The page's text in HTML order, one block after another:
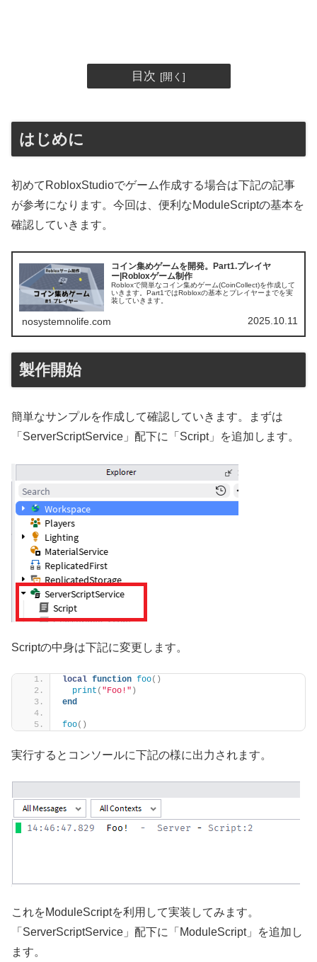
目次
はじめに
初めてRobloxStudioでゲーム作成する場合は下記の記事
が参考になります。今回は、便利なModuleScriptの基本を
確認していきます。
コイン集めゲームを開発。Part1.プレイヤ
ー|Robloxゲーム制作
Robloxで簡単なコイン集めゲーム(CoinCollect)を作成して
いきます。Part1ではRobloxの基本とプレイヤーまでを実
装していきます。
nosystemnolife.com 2025.10.11
製作開始
簡単なサンプルを作成して確認していきます。まずは
「ServerScriptService」配下に「Script」を追加します。
Scriptの中身は下記に変更します。
local function foo()
print ( "Foo!" )
end
foo()
実行するとコンソールに下記の様に出力されます。
これをModuleScriptを利用して実装してみます。
「ServerScriptService」配下に「ModuleScript」を追加し
ます。